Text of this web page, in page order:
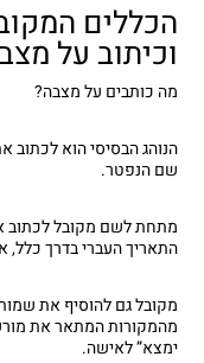
הכללים
וכיתוב על
מה כותבים על מצבה?
הנוהג הבסיסי הוא
שם הנפטר.
מתחת לשם מקובל לכתוב
התאריך העברי בדרך כלל,
מקובל גם להוסיף את
מהמקורות המתאר את
ימצא” לאישה.